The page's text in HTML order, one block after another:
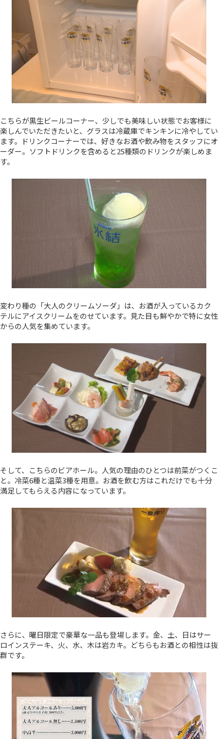
こちらが黒生ビールコーナー、少しでも美味しい状態でお客様に
楽しんでいただきたいと、グラスは冷蔵庫でキンキンに冷やしてい
ます。ドリンクコーナーでは、好きなお酒や飲み物をスタッフにオ
ーダー。ソフトドリンクを含めると25種類のドリンクが楽しめま
す。
変わり種の「大人のクリームソーダ」は、お酒が入っているカク
テルにアイスクリームをのせています。見た目も鮮やかで特に女性
からの人気を集めています。
そして、こちらのビアホール。人気の理由のひとつは前菜がつくこ
と。冷菜6種と温菜3種を用意。お酒を飲む方はこれだけでも十分
満足してもらえる内容になっています。
さらに、曜日限定で豪華な一品も登場します。金、土、日はサー
ロインステーキ、火、水、木は岩カキ。どちらもお酒との相性は抜
群です。